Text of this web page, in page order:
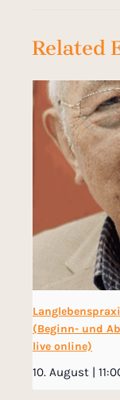
Related
(Beginn- und
live online)
10. August |